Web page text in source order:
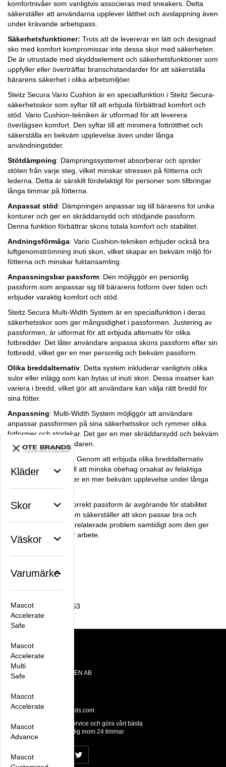
Kläder
Skor
Väskor
Varumärke
Mascot
Accelerate
Safe
Mascot
Accelerate
Multi
Safe
Mascot
Accelerate
Mascot
Advance
Mascot
komfortnivåer som vanligtvis associeras med sneakers. Detta
säkerställer att användarna upplever lätthet och avslappning även
under krävande arbetspass.
Säkerhetsfunktioner: Trots att de levererar en lätt och designad
sko med komfort kompromissar inte dessa skor med säkerheten.
De är utrustade med skyddselement och säkerhetsfunktioner som
uppfyller eller överträffar branschstandarder för att säkerställa
bärarens säkerhet i olika arbetsmiljöer.
Steitz Secura Vario Cushion är en specialfunktion i Steitz Secura-
säkerhetsskor som syftar till att erbjuda förbättrad komfort och
stöd. Vario Cushion-tekniken är utformad för att leverera
överlägsen komfort. Den syftar till att minimera fottrötthet och
säkerställa en bekväm upplevelse även under långa
användningstider.
Stötdämpning: Dämpningssystemet absorberar och sprider
stöten från varje steg, vilket minskar stressen på fötterna och
lederna. Detta är särskilt fördelaktigt för personer som tillbringar
långa timmar på fötterna.
Anpassat stöd: Dämpningen anpassar sig till bärarens fot unika
konturer och ger en skräddarsydd och stödjande passform.
Denna funktion förbättrar skons totala komfort och stabilitet.
Andningsförmåga: Vario Cushion-tekniken erbjuder också bra
luftgenomströmning inuti skon, vilket skapar en bekväm miljö för
fötterna och minskar fuktansamling.
Anpassningsbar passform: Den möjliggör en personlig
passform som anpassar sig till bärarens fotform över tiden och
erbjuder varaktig komfort och stöd.
Steitz Secura Multi-Width System är en specialfunktion i deras
säkerhetsskor som ger mångsidighet i passformen. Justering av
passformen, är utformat för att erbjuda alternativ för olika
fotbredder. Det låter användare anpassa skons passform efter sin
fotbredd, vilket ger en mer personlig och bekväm passform.
Olika breddalternativ: Detta system inkluderar vanligtvis olika
sulor eller inlägg som kan bytas ut inuti skon. Dessa insatser kan
variera i bredd, vilket gör att användare kan välja rätt bredd för
sina fötter.
Anpassning: Multi-Width System möjliggör att användare
anpassar passformen på sina säkerhetsskor och rymmer olika
fotformer och storlekar. Det ger en mer skräddarsydd och bekväm
upplevelse för användaren.
: Genom att erbjuda olika breddalternativ
syftar detta system till att minska obehag orsakat av felaktiga
skor, vilket säkerställer en mer bekväm upplevelse under långa
arbetspass.
Stöd och stabilitet: Korrekt passform är avgörande för stabilitet
och stöd. Detta system säkerställer att skon passar bra och
minskar risken för fotrelaterade problem samtidigt som den ger
bättre stabilitet under arbete.
Facebook
X Email
VDPRO1500BOAVFS3
Kontakt
OTE BRANDS SWEDEN AB
Email: hello@otebrands.com
Vi prioriterar snabb service och göra vårt bästa
för att återkomma till dig inom 24 timmar